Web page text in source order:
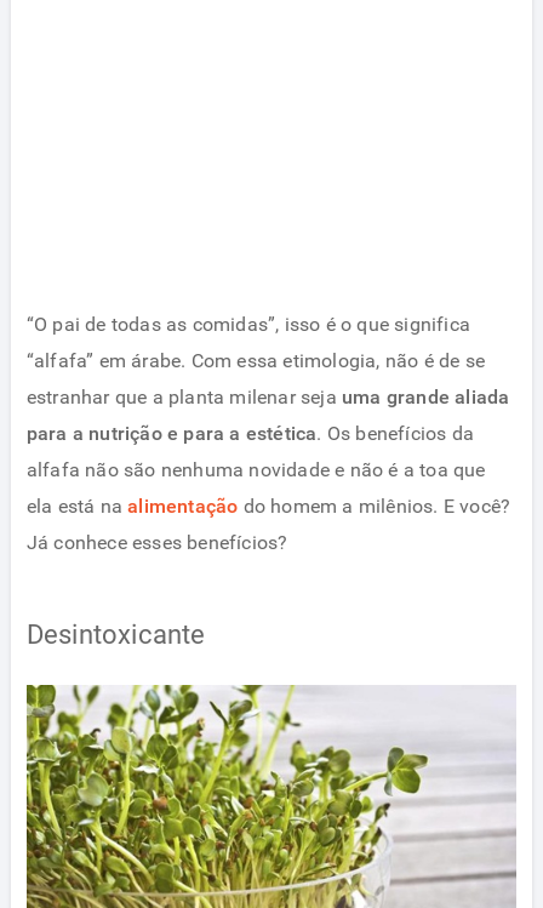
“O pai de todas as comidas”, isso é o que significa
“alfafa” em árabe. Com essa etimologia, não é de se
estranhar que a planta milenar seja uma grande aliada
para a nutrição e para a estética. Os benefícios da
alfafa não são nenhuma novidade e não é a toa que
ela está naalimentação do homem a milênios. E você?
Já conhece esses benefícios?
Desintoxicante